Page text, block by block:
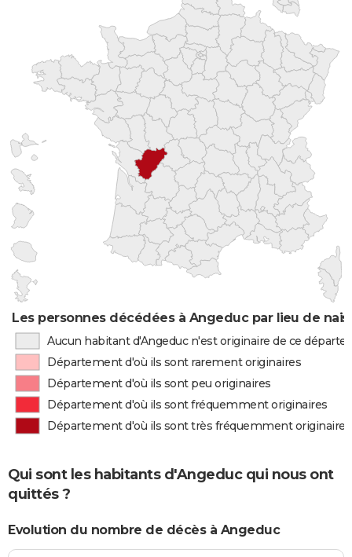
Les personnes décédées à Angeduc par lieu de
Aucun habitant d'Angeduc n'est originaire de ce
Département d'où ils sont rarement originaires
Département d'où ils sont peu originaires
Département d'où ils sont fréquemment originaires
Département d'où ils sont très fréquemment originaires
Qui sont les habitants d'Angeduc qui nous ont
quittés ?
Evolution du nombre de décès à Angeduc